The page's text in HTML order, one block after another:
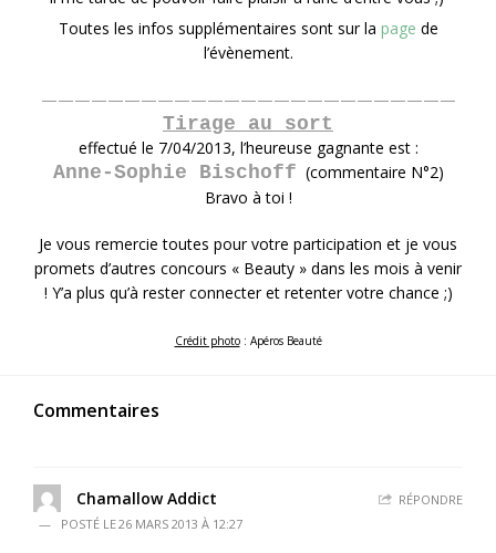
Toutes les infos supplémentaires sont sur la page de
l’évènement.
—————————————————————————
Tirage au sort
effectué le 7/04/2013, l’heureuse gagnante est :
Anne-Sophie Bischoff (commentaire N°2)
Bravo à toi !
Je vous remercie toutes pour votre participation et je vous
promets d’autres concours « Beauty » dans les mois à venir
! Y’a plus qu’à rester connecter et retenter votre chance ;)
Crédit photo: Apéros Beauté
Commentaires
Chamallow Addict
26 MARS 2013 À 12:27
RÉPONDRE